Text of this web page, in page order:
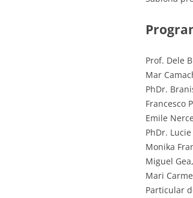
Prof. Dele
Mar
PhDr.
Francesco
Emile
PhDr.
Monika
Miguel
Mari
Particular